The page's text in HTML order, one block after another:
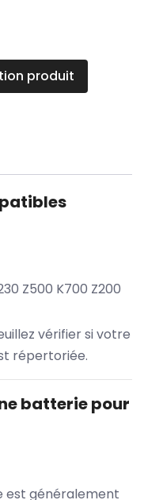
produit
Z500 K700 Z200
vérifier si votre
répertoriée.
batterie pour
est généralement